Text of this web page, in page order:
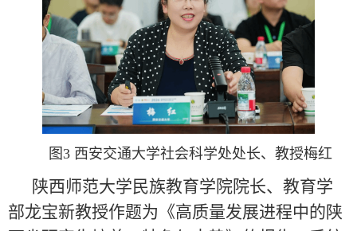
图3 西安交通大学社会科学处处长、教授梅红
陕西师范大学民族教育学院院长、教育学
部龙宝新教授作题为《高质量发展进程中的陕